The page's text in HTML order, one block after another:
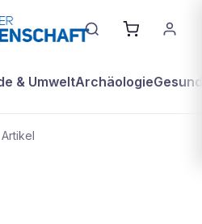
& UmweltArchäologie
Artikel
Geschichtlichkeit